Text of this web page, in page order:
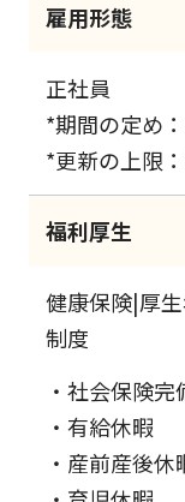
雇用形態
正社員
*期間の定め
*更新の上限
福利厚生
健康保険|厚
制度
・社会保険完
・有給休暇
・産前産後休